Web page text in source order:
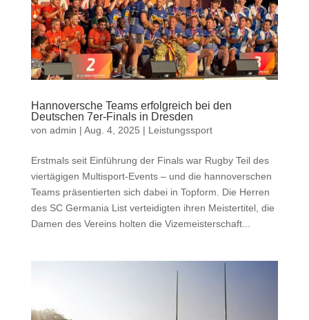
Hannoversche Teams erfolgreich bei den
Deutschen 7er-Finals in Dresden
von admin | Aug. 4, 2025 | Leistungssport
Erstmals seit Einführung der Finals war Rugby Teil des
viertägigen Multisport-Events – und die hannoverschen
Teams präsentierten sich dabei in Topform. Die Herren
des SC Germania List verteidigten ihren Meistertitel, die
Damen des Vereins holten die Vizemeisterschaft...